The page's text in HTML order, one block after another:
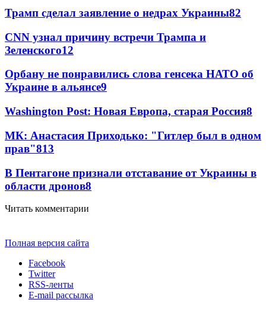
Трамп сделал заявление о недрах Украины82
CNN узнал причину встречи Трампа и
Зеленского12
Орбану не понравились слова генсека НАТО об
Украине в альянсе9
Washington Post: Новая Европа, старая Россия8
МК: Анастасия Приходько: "Гитлер был в одном
прав"813
В Пентагоне признали отставание от Украины в
области дронов8
Читать комментарии
Полная версия сайта
Facebook
Twitter
RSS-ленты
E-mail рассылка